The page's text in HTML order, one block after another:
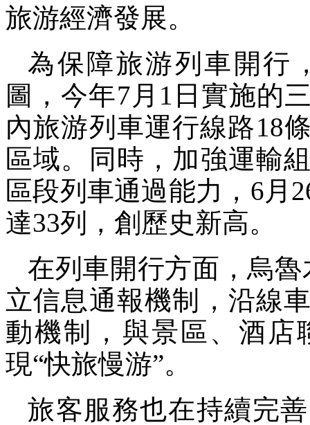
旅游經濟發展。
為保障旅游列車開行
圖，今年7月1日實施的
內旅游列車運行線路18
區域。同時，加強運輸
區段列車通過能力，6月
達33列，創歷史新高。
在列車開行方面，烏
立信息通報機制，沿線
動機制，與景區、酒店
現“快旅慢游”。
旅客服務也在持續完